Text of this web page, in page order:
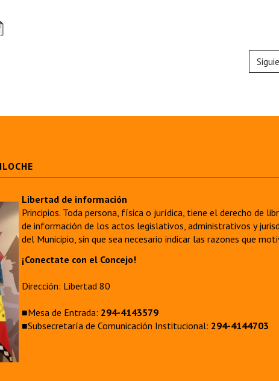
Libertad de información
Principios. Toda persona, física o jurídica, tiene el derecho de
de información de los actos legislativos, administrativos y
del Municipio, sin que sea necesario indicar las razones que
¡Conectate con el Concejo!
Dirección: Libertad 80
■Mesa de Entrada: 294-4143579
■Subsecretaría de Comunicación Institucional: 294-4144703